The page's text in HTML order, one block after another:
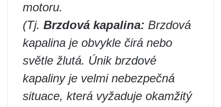
motoru.
(Tj. Brzdová kapalina: Brzdová
kapalina je obvykle čirá nebo
světle žlutá. Únik brzdové
kapaliny je velmi nebezpečná
situace, která vyžaduje okamžitý